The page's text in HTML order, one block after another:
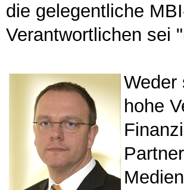
die gelegentliche
Verantwortlichen sei
Weder
hohe